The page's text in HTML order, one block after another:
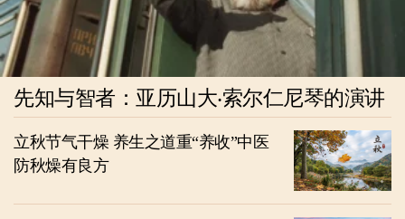
先知与智者：亚历山大‧索尔仁尼琴的演讲
立秋节气干燥 养生之道重“养收”中医
防秋燥有良方